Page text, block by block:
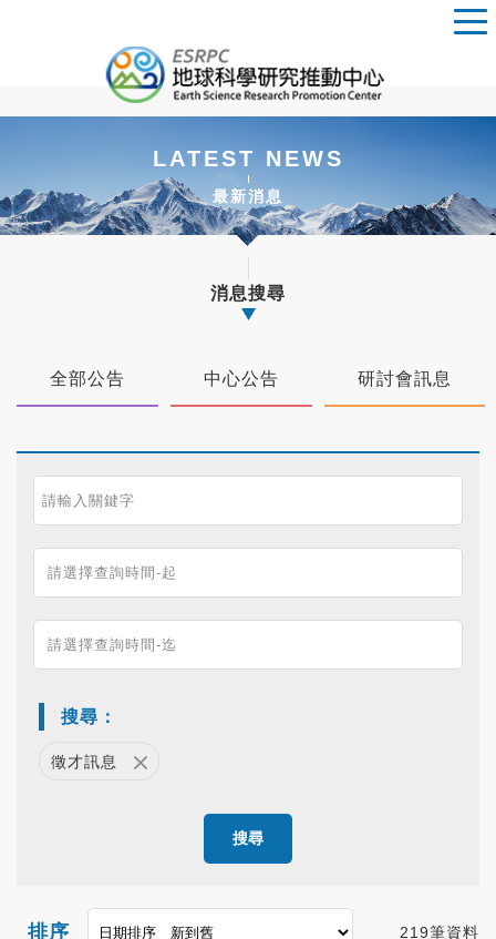
LATEST NEWS
最新消息
消息搜尋
全部公告 中心公告 研討會訊息
搜尋
219筆資料
排序
搜尋：
徵才訊息